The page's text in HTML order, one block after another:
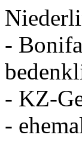
-
- KZ-
-